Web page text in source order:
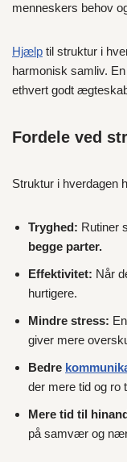
menneskers behov
Hjælp til struktur i
harmonisk samliv.
ethvert godt
Fordele ved
Struktur i hverdagen
Tryghed: Rutiner
begge parter.
Effektivitet: Når
hurtigere.
Mindre stress:
giver mere
Bedre
der mere tid og ro
Mere tid til
på samvær og